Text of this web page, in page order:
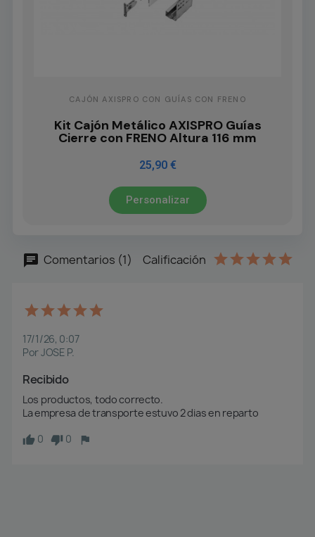
CAJÓN AXISPRO CON GUÍAS CON FRENO
Kit Cajón Metálico AXISPRO Guías
Cierre con FRENO Altura 116 mm
25,90 €
Personalizar
Comentarios (1) Calificación
17/1/26, 0:07
Por JOSE P.
Recibido
Los productos, todo correcto.
La empresa de transporte estuvo 2 dias en reparto
0
0